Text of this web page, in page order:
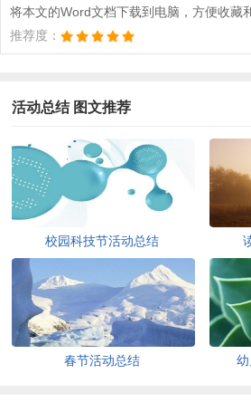
将本文的Word文档下载到电脑，方便收藏
推荐度：
活动总结 图文推荐
校园科技节活动总结
春节活动总结